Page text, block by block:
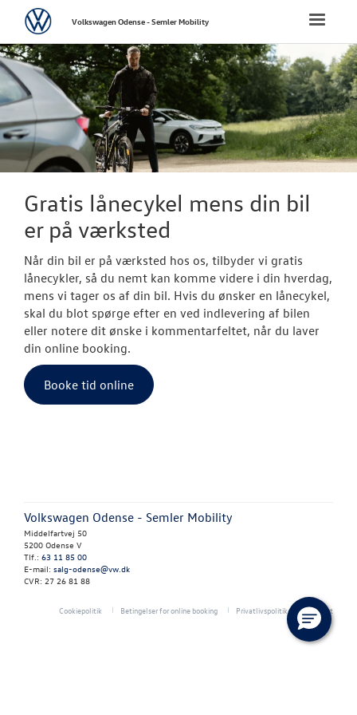
FORSIDE
NYE
NYE VAREBILER
BRUGTE BILER
VÆRKSTED
Bestil tid på
Synstjek
Toggle
VolkswagenVolkswagen Odense - Semler Mobility
Gratis lånecykel mens din bil
er på værksted
Når din bil er på værksted hos os, tilbyder vi gratis
lånecykler, så du nemt kan komme videre i din hverdag,
mens vi tager os af din bil. Hvis du ønsker en lånecykel,
skal du blot spørge efter en ved indlevering af bilen
eller notere dit ønske i kommentarfeltet, når du laver
din online booking.
Booke tid online
Volkswagen Odense - Semler Mobility
Middelfartvej 50
5200 Odense V
Tlf.: 63 11 85 00
E-mail: salg-odense@vw.dk
CVR: 27 26 81 88
Cookiepolitik Betingelser for online booking Privatlivspolitik Kontakt